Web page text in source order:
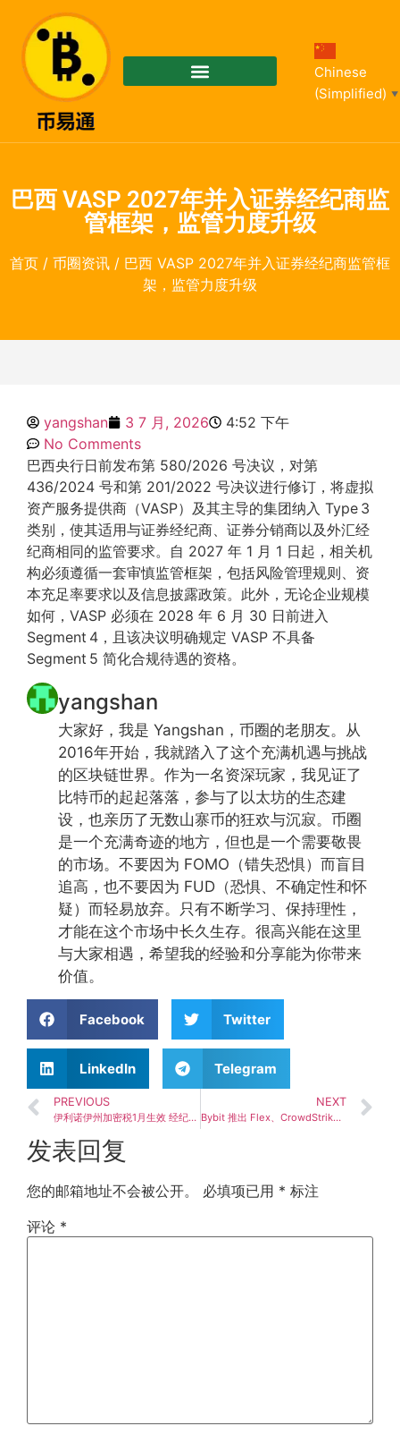
Chinese
(Simplified)
▼
巴西 VASP 2027年并入证券经纪商监
管框架，监管力度升级
首页 / 币圈资讯 / 巴西 VASP 2027年并入证券经纪商监管框
架，监管力度升级
yangshan 3 7 月, 2026
4:52 下午
No Comments
巴西央行日前发布第 580/2026 号决议，对第
436/2024 号和第 201/2022 号决议进行修订，将虚拟
资产服务提供商（VASP）及其主导的集团纳入 Type 3
类别，使其适用与证券经纪商、证券分销商以及外汇经
纪商相同的监管要求。自 2027 年 1 月 1 日起，相关机
构必须遵循一套审慎监管框架，包括风险管理规则、资
本充足率要求以及信息披露政策。此外，无论企业规模
如何，VASP 必须在 2028 年 6 月 30 日前进入
Segment 4，且该决议明确规定 VASP 不具备
Segment 5 简化合规待遇的资格。
yangshan
大家好，我是 Yangshan，币圈的老朋友。从
2016年开始，我就踏入了这个充满机遇与挑战
的区块链世界。作为一名资深玩家，我见证了
比特币的起起落落，参与了以太坊的生态建
设，也亲历了无数山寨币的狂欢与沉寂。币圈
是一个充满奇迹的地方，但也是一个需要敬畏
的市场。不要因为 FOMO（错失恐惧）而盲目
追高，也不要因为 FUD（恐惧、不确定性和怀
疑）而轻易放弃。只有不断学习、保持理性，
才能在这个市场中长久生存。很高兴能在这里
与大家相遇，希望我的经验和分享能为你带来
价值。
Facebook Twitter
LinkedIn Telegram
PREVIOUS
伊利诺伊州加密税1月生效 经纪商提前注册流程
NEXT
Bybit 推出 Flex、CrowdStrike、Hims & Hers 股票永续合约，解锁高杠杆新机遇
发表回复
您的邮箱地址不会被公开。 必填项已用 * 标注
评论 *